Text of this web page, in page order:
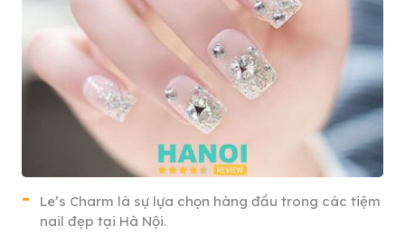
Le’s Charm là sự lựa chọn hàng đầu trong các tiệm
nail đẹp tại Hà Nội.